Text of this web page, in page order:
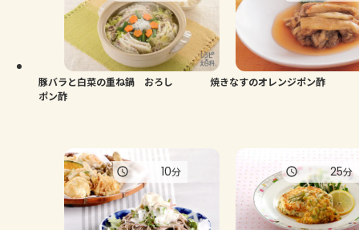
豚バラと白菜の重ね鍋 おろし
ポン酢
焼きなすのオレンジポン酢
10分 25分